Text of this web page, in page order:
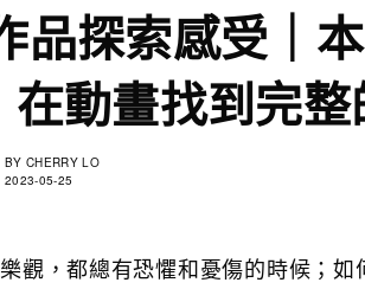
品探索感受｜
在動畫找到完
BY CHERRY LO
2023-05-25
觀，都總有恐懼和憂傷的時候；